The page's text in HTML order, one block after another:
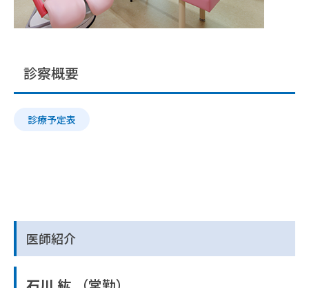
診察概要
診療予定表
医師紹介